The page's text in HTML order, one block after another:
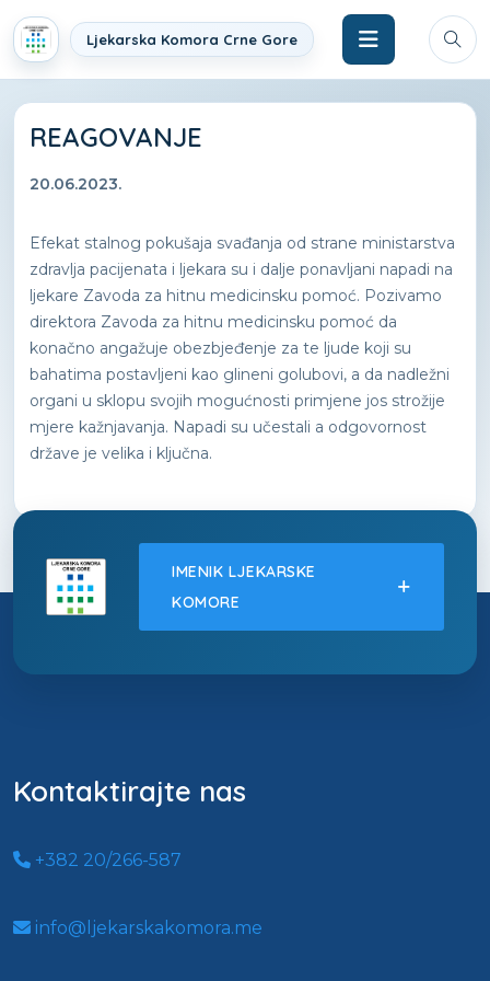
Ljekarska Komora Crne Gore
REAGOVANJE
20.06.2023.
Efekat stalnog pokušaja svađanja od strane ministarstva
zdravlja pacijenata i ljekara su i dalje ponavljani napadi na
ljekare Zavoda za hitnu medicinsku pomoć. Pozivamo
direktora Zavoda za hitnu medicinsku pomoć da
konačno angažuje obezbjeđenje za te ljude koji su
bahatima postavljeni kao glineni golubovi, a da nadležni
organi u sklopu svojih mogućnosti primjene jos strožije
mjere kažnjavanja. Napadi su učestali a odgovornost
države je velika i ključna.
IMENIK LJEKARSKE
KOMORE
Kontaktirajte nas
+382 20/266-587
info@ljekarskakomora.me